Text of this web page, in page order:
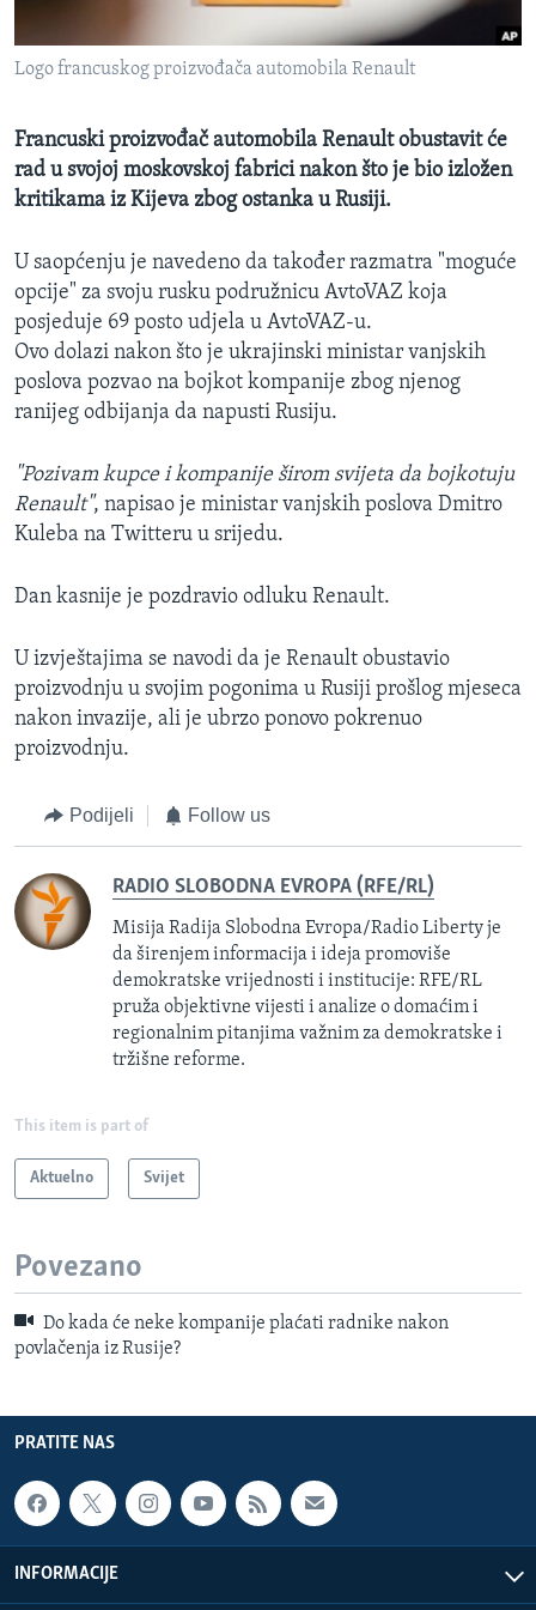
O GLASU AMERIKE
Learning English
PRATITE NAS
Jezici
Logo francuskog proizvođača automobila Renault
Francuski proizvođač automobila Renault obustavit će
rad u svojoj moskovskoj fabrici nakon što je bio izložen
kritikama iz Kijeva zbog ostanka u Rusiji.
U saopćenju je navedeno da također razmatra "moguće
opcije" za svoju rusku podružnicu AvtoVAZ koja
posjeduje 69 posto udjela u AvtoVAZ-u.
Ovo dolazi nakon što je ukrajinski ministar vanjskih
poslova pozvao na bojkot kompanije zbog njenog
ranijeg odbijanja da napusti Rusiju.
"Pozivam kupce i kompanije širom svijeta da bojkotuju
Renault", napisao je ministar vanjskih poslova Dmitro
Kuleba na Twitteru u srijedu.
Dan kasnije je pozdravio odluku Renault.
U izvještajima se navodi da je Renault obustavio
proizvodnju u svojim pogonima u Rusiji prošlog mjeseca
nakon invazije, ali je ubrzo ponovo pokrenuo
proizvodnju.
Podijeli Follow us
RADIO SLOBODNA EVROPA (RFE/RL)
Misija Radija Slobodna Evropa/Radio Liberty je
da širenjem informacija i ideja promoviše
demokratske vrijednosti i institucije: RFE/RL
pruža objektivne vijesti i analize o domaćim i
regionalnim pitanjima važnim za demokratske i
tržišne reforme.
This item is part of
Aktuelno Svijet
Povezano
Do kada će neke kompanije plaćati radnike nakon
povlačenja iz Rusije?
PRATITE NAS
INFORMACIJE